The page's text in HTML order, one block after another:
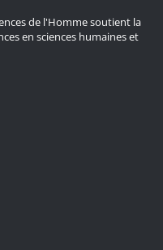
de l'Homme soutient la
en sciences humaines et